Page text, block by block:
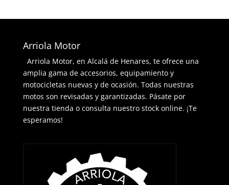
Arriola Motor
Arriola Motor, en Alcalá de Henares, te ofrece una
amplia gama de accesorios, equipamiento y
motocicletas nuevas y de ocasión. Todas nuestras
motos son revisadas y garantizadas. Pásate por
nuestra tienda o consulta nuestro stock online. ¡Te
esperamos!